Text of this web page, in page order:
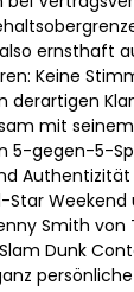
ernsthaft
Keine
derartigen
mit
5-gegen-5-
Star
Smith von
Dunk